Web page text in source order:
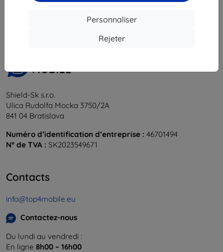
Personnaliser
Rejeter
Shield-Sk s.r.o.
Ulica Rudolfa Mocka 3750/2A
841 04 Bratislava
Numéro d’identification d’entreprise : 46701494
N° de TVA : SK2023549671
Contacts
info@top4mobile.eu
Contactez-nous
Du lundi au vendredi :
En ligne 8h00 – 16h00